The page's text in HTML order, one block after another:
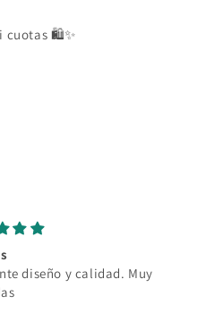
cuotas 🛍️✨
diseño y calidad. Muy